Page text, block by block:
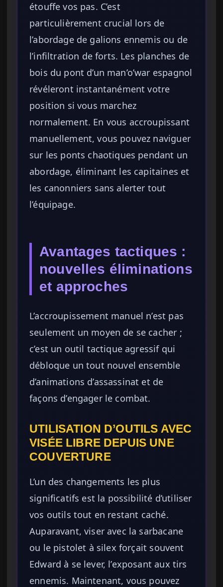
étouffe vos pas. C’est
particulièrement crucial lors de
l’abordage de galions ennemis ou de
l’infiltration de forts. Les planches de
bois du pont d’un man’o’war espagnol
révéleront instantanément votre
position si vous marchez
normalement. En vous accroupissant
manuellement, vous pouvez naviguer
sur les ponts chaotiques pendant un
abordage, éliminant les capitaines et
les canonniers sans alerter tout
l’équipage.
Avantages tactiques :
nouvelles éliminations
et approches
L’accroupissement manuel n’est pas
seulement un moyen de se cacher ;
c’est un outil tactique agressif qui
débloque un tout nouvel ensemble
d’animations d’assassinat et de
façons d’engager le combat.
UTILISATION D’OUTILS AVEC
VISÉE LIBRE DEPUIS UNE
COUVERTURE
L’un des changements les plus
significatifs est la possibilité d’utiliser
vos outils tout en restant caché.
Auparavant, viser avec la sarbacane
ou le pistolet à silex forçait souvent
Edward à se lever, l’exposant aux tirs
ennemis. Maintenant, vous pouvez